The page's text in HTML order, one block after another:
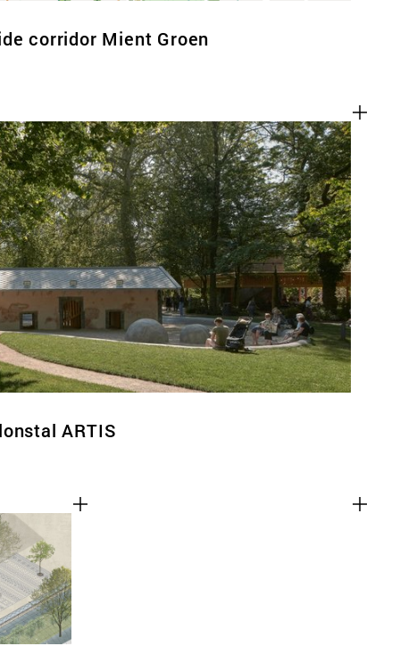
corridor Mient Groen
ARTIS